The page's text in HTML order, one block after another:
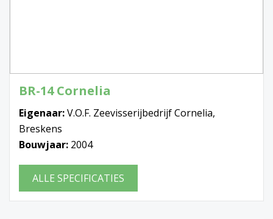
BR-14 Cornelia
Eigenaar:V.O.F. Zeevisserijbedrijf Cornelia,
Breskens
Bouwjaar: 2004
ALLE SPECIFICATIES